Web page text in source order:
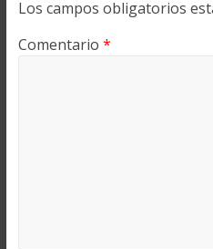
Los campos obligatorios
Comentario *